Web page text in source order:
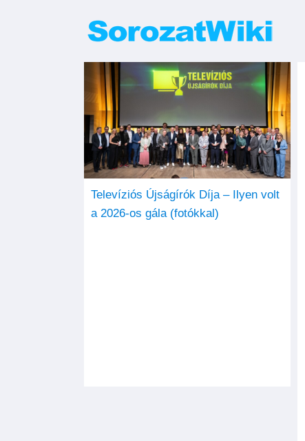
Televíziós Újságírók Díja – Ilyen volt
a 2026-os gála (fotókkal)